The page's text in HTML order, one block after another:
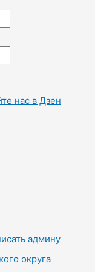
нас в Дзен
админу
округа